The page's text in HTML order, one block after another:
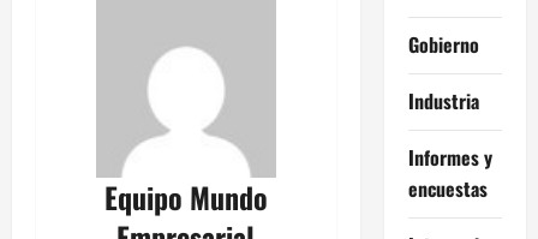
Equipo Mundo
Gobierno
Industria
Informes y
encuestas